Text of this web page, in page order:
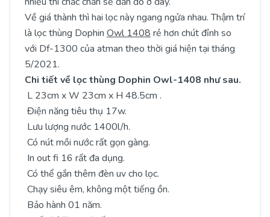
Về giá thành thì hai lọc này ngang ngửa nhau. Thậm trí
là lọc thùng Dophin Owl 1408 rẻ hơn chút đỉnh so
với Df-1300 của atman theo thời giá hiện tại tháng
5/2021.
Chi tiết về lọc thùng Dophin Owl-1408 như sau.
L 23cm x W 23cm x H 48.5cm .
Điện năng tiêu thụ 17w.
Lưu lượng nước 1400l/h.
Có nút mồi nước rất gọn gàng.
In out fi 16 rất đa dụng.
Có thể gắn thêm đèn uv cho lọc.
Chạy siêu êm, không một tiếng ồn.
Bảo hành 01 năm.